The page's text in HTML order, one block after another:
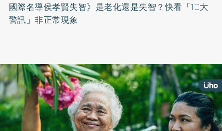
國際名導侯孝賢失智》是老化還是失智？快看「10大
警訊」非正常現象